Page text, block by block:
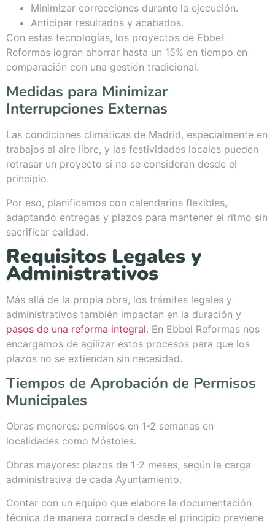
Minimizar correcciones durante la ejecución.
Anticipar resultados y acabados.
Con estas tecnologías, los proyectos de Ebbel
Reformas logran ahorrar hasta un 15% en tiempo en
comparación con una gestión tradicional.
Medidas para Minimizar
Interrupciones Externas
Las condiciones climáticas de Madrid, especialmente en
trabajos al aire libre, y las festividades locales pueden
retrasar un proyecto si no se consideran desde el
principio.
Por eso, planificamos con calendarios flexibles,
adaptando entregas y plazos para mantener el ritmo sin
sacrificar calidad.
Requisitos Legales y
Administrativos
Más allá de la propia obra, los trámites legales y
administrativos también impactan en la duración y
pasos de una reforma integral. En Ebbel Reformas nos
encargamos de agilizar estos procesos para que los
plazos no se extiendan sin necesidad.
Tiempos de Aprobación de Permisos
Municipales
Obras menores: permisos en 1-2 semanas en
localidades como Móstoles.
Obras mayores: plazos de 1-2 meses, según la carga
administrativa de cada Ayuntamiento.
Contar con un equipo que elabore la documentación
técnica de manera correcta desde el principio previene